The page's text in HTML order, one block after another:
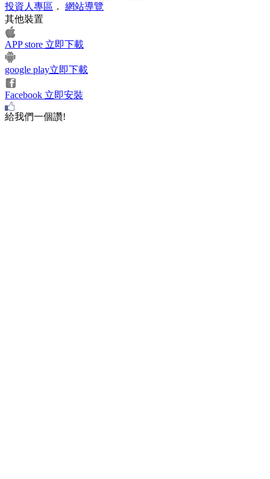
投資人專區 ． 網站導覽
其他裝置
APP store 立即下載
google play立即下載
Facebook 立即安裝
給我們一個讚!